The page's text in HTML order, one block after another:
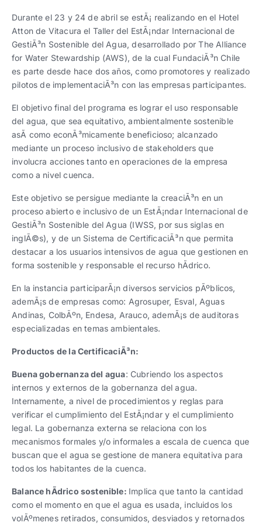
Ver todo
Español English
Español| English
Español| English
progresivos de gestión
Ver todos
Español English
Español English
Español English
Durante el 23 y 24 de abril se estÃ¡ realizando en el Hotel
Atton de Vitacura el Taller del EstÃ¡ndar Internacional de
GestiÃ³n Sostenible del Agua, desarrollado por The Alliance
for Water Stewardship (AWS), de la cual FundaciÃ³n Chile
es parte desde hace dos años, como promotores y realizado
pilotos de implementaciÃ³n con las empresas participantes.
El objetivo final del programa es lograr el uso responsable
del agua, que sea equitativo, ambientalmente sostenible
asÃ­ como econÃ³micamente beneficioso; alcanzado
mediante un proceso inclusivo de stakeholders que
involucra acciones tanto en operaciones de la empresa
como a nivel cuenca.
Este objetivo se persigue mediante la creaciÃ³n en un
proceso abierto e inclusivo de un EstÃ¡ndar Internacional de
GestiÃ³n Sostenible del Agua (IWSS, por sus siglas en
inglÃ©s), y de un Sistema de CertificaciÃ³n que permita
destacar a los usuarios intensivos de agua que gestionen en
forma sostenible y responsable el recurso hÃ­drico.
En la instancia participarÃ¡n diversos servicios pÃºblicos,
ademÃ¡s de empresas como: Agrosuper, Esval, Aguas
Andinas, ColbÃºn, Endesa, Arauco, ademÃ¡s de auditoras
especializadas en temas ambientales.
Productos de la CertificaciÃ³n:
Buena gobernanza del agua: Cubriendo los aspectos
internos y externos de la gobernanza del agua.
Internamente, a nivel de procedimientos y reglas para
verificar el cumplimiento del EstÃ¡ndar y el cumplimiento
legal. La gobernanza externa se relaciona con los
mecanismos formales y/o informales a escala de cuenca que
buscan que el agua se gestione de manera equitativa para
todos los habitantes de la cuenca.
Balance hÃ­drico sostenible: Implica que tanto la cantidad
como el momento en que el agua es usada, incluidos los
volÃºmenes retirados, consumidos, desviados y retornados